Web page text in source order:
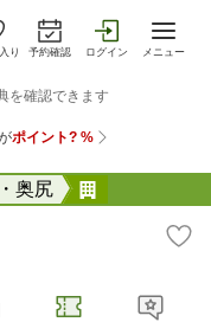
り 予約確認 ログイン メニュー
奥尻